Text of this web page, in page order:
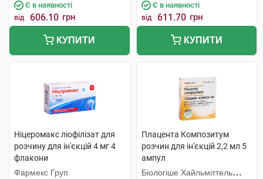
Є в наявності
від 606.10 грн
КУПИТИ
Є в наявності
від 611.70 грн
КУПИТИ
Ніцеромакс ліофілізат для
розчину для ін'єкцій 4 мг 4
флакони
Фармекс Груп
Плацента Композитум
розчин для ін'єкцій 2,2 мл 5
ампул
Біологіше Хайльміттель